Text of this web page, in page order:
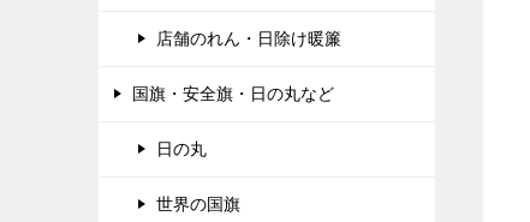
店舗のれん・日除け暖簾
国旗・安全旗・日の丸など
日の丸
世界の国旗